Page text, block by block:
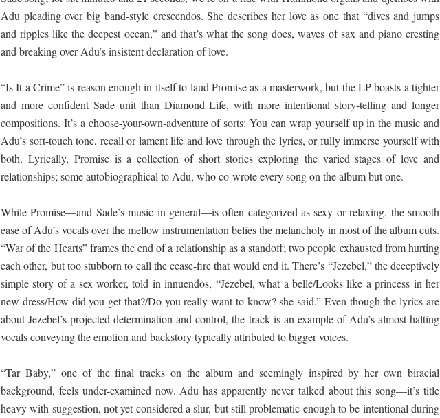
Adu pleading over big band-style crescendos. She describes her love as one that “dives and jumps
and ripples like the deepest ocean,” and that’s what the song does, waves of sax and piano cresting
and breaking over Adu’s insistent declaration of love.
“Is It a Crime” is reason enough in itself to laud Promise as a masterwork, but the LP boasts a tighter
and more confident Sade unit than Diamond Life, with more intentional story-telling and longer
compositions. It’s a choose-your-own-adventure of sorts: You can wrap yourself up in the music and
Adu’s soft-touch tone, recall or lament life and love through the lyrics, or fully immerse yourself with
both. Lyrically, Promise is a collection of short stories exploring the varied stages of love and
relationships; some autobiographical to Adu, who co-wrote every song on the album but one.
While Promise—and Sade’s music in general—is often categorized as sexy or relaxing, the smooth
ease of Adu’s vocals over the mellow instrumentation belies the melancholy in most of the album cuts.
“War of the Hearts” frames the end of a relationship as a standoff; two people exhausted from hurting
each other, but too stubborn to call the cease-fire that would end it. There’s “Jezebel,” the deceptively
simple story of a sex worker, told in innuendos, “Jezebel, what a belle/Looks like a princess in her
new dress/How did you get that?/Do you really want to know? she said.” Even though the lyrics are
about Jezebel’s projected determination and control, the track is an example of Adu’s almost halting
vocals conveying the emotion and backstory typically attributed to bigger voices.
“Tar Baby,” one of the final tracks on the album and seemingly inspired by her own biracial
background, feels under-examined now. Adu has apparently never talked about this song—it’s title
heavy with suggestion, not yet considered a slur, but still problematic enough to be intentional during